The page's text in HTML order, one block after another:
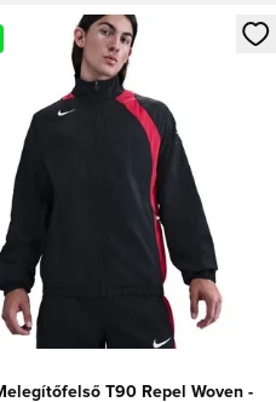
való regisztrációhoz
egy modált a
T90 Repel Woven -